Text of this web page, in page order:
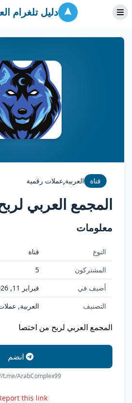
دليل تلغرام
قناة العربية,عملات رقمية
المجمع العربي
معلومات
النوع
قناة
المشتركون
5
أضيف في
فبراير 11, 2026
التصنيف
العربية,
المجمع العربي لربح من اختصا
انضم
t.me/ArabComplex99
this link